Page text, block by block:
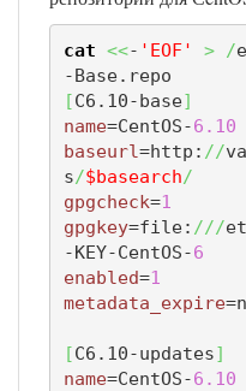
cat <<- 'EOF' > /
[C6.10-base]
name=CentOS-6.10
baseurl=http: //
s/$basearch/
gpgcheck=1
gpgkey=file: ///
-KEY-CentOS-6
enabled=1
metadata_expire
[C6.10-updates]
name=CentOS-6.10